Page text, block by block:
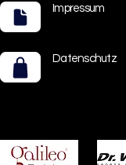
Impressum
Datenschutz